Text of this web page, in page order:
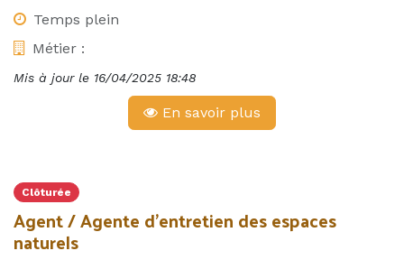
Temps plein
Métier :
Mis à jour le 16/04/2025 18:48
En savoir plus
Clôturée
Agent / Agente d'entretien des espaces
naturels